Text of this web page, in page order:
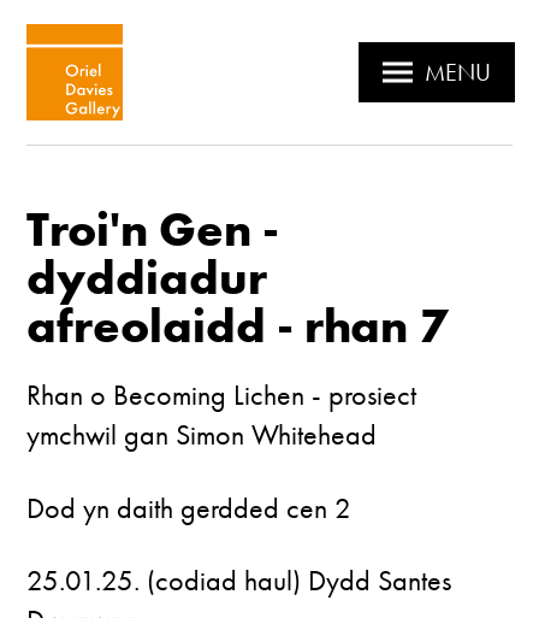
MENU
Troi'n Gen -
dyddiadur
afreolaidd - rhan 7
Rhan o Becoming Lichen - prosiect
ymchwil gan Simon Whitehead
Dod yn daith gerdded cen 2
25.01.25. (codiad haul) Dydd Santes